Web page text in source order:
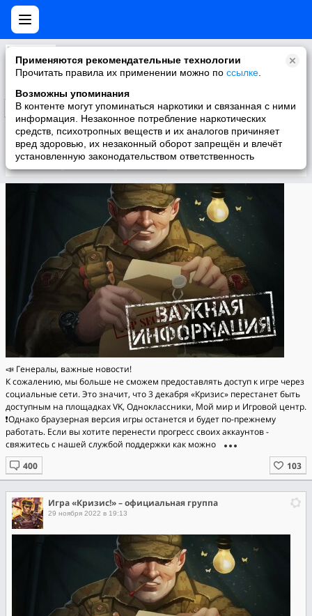
Применяются рекомендательные технологии
Прочитать правила их применении можно по ссылке
Возможны упоминания
В контенте могут упоминаться наркотики и связанная с ними
информация. Незаконное потребление наркотических
средств, психотропных веществ и их аналогов причиняет
вред здоровью, их незаконный оборот запрещён и влечёт
установленную законодательством ответственность
Игра «Кризис!» - официальная группа
Подписаться
Участники О группе
📣 Генералы, важные новости!
К сожалению, мы больше не сможем предоставлять доступ к игре через
социальные сети. Это значит, что 3 декабря «Кризис» перестанет быть
доступным на площадках VK, Одноклассники, Мой мир и Игровой центр.
❗Однако браузерная версия игры останется и будет по-прежнему
работать. Если вы хотите перенести прогресс своих аккаунтов -
свяжитесь с нашей службой поддержки как можно
Игра «Кризис!» – официальная группа
29 ноября 2022 в 19:13